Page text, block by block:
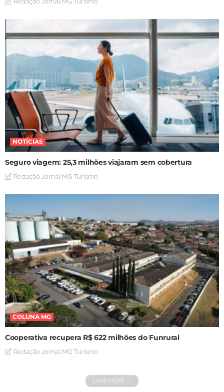
NOTÍCIAS
Seguro viagem: 25,3 milhões viajaram sem cobertura
Redação Jornal MG Turismo
COLUNA MG
Cooperativa recupera R$ 622 milhões do Funrural
Redação Jornal MG Turismo
LOAD MORE